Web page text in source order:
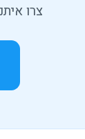
צרו